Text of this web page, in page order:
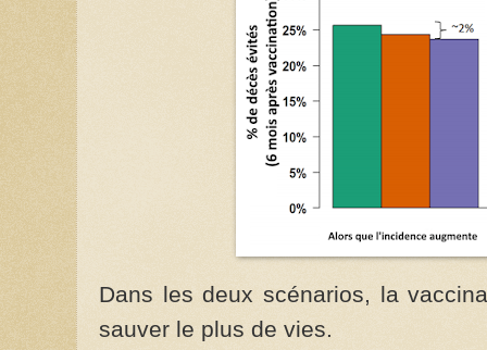
Dans les deux scénarios, la
sauver le plus de vies.